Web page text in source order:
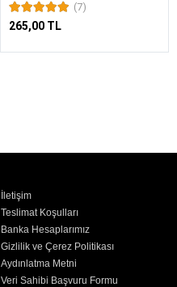
(7)
265,00 TL
İletişim
Teslimat Koşulları
Banka Hesaplarımız
Gizlilik ve Çerez Politikası
Aydınlatma Metni
Veri Sahibi Başvuru Formu